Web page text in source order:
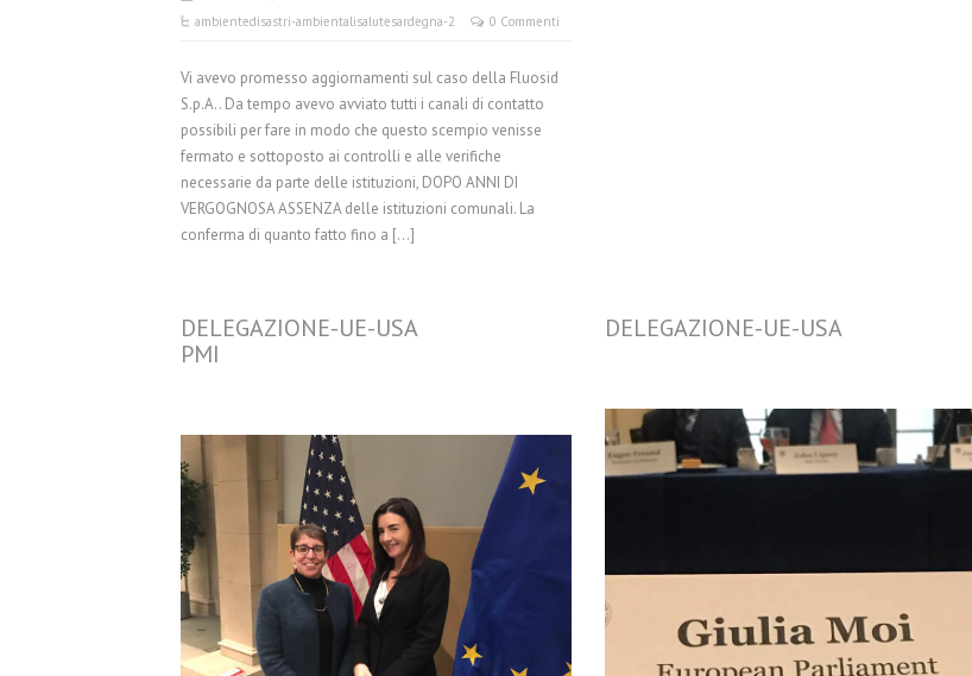
ambientedisastri-ambientalisalutesardegna-2 0 Commenti
Vi avevo promesso aggiornamenti sul caso della Fluosid
S.p.A.. Da tempo avevo avviato tutti i canali di contatto
possibili per fare in modo che questo scempio venisse
fermato e sottoposto ai controlli e alle verifiche
necessarie da parte delle istituzioni, DOPO ANNI DI
VERGOGNOSA ASSENZA delle istituzioni comunali. La
conferma di quanto fatto fino a […]
DELEGAZIONE-UE-USA
PMI
DELEGAZIONE-UE-USA